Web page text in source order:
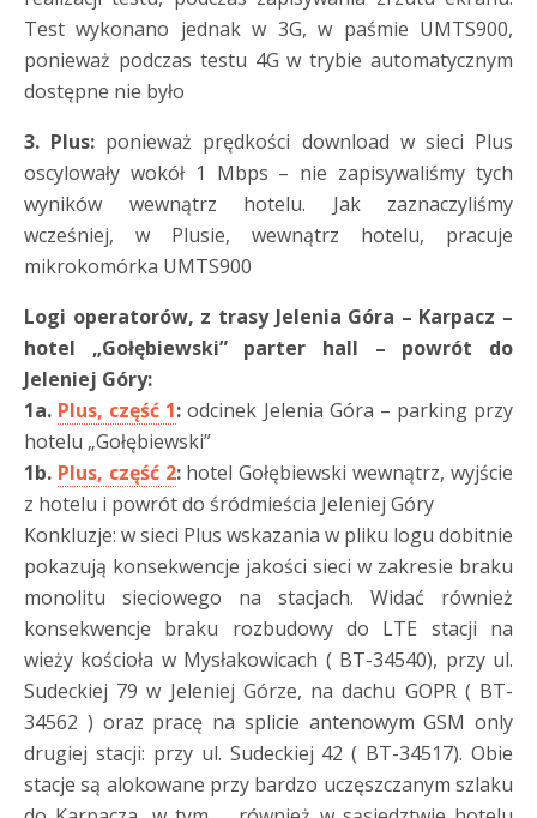
Test wykonano jednak w 3G, w paśmie UMTS900,
ponieważ podczas testu 4G w trybie automatycznym
dostępne nie było
3. Plus: ponieważ prędkości download w sieci Plus
oscylowały wokół 1 Mbps – nie zapisywaliśmy tych
wyników wewnątrz hotelu. Jak zaznaczyliśmy
wcześniej, w Plusie, wewnątrz hotelu, pracuje
mikrokomórka UMTS900
Logi operatorów, z trasy Jelenia Góra – Karpacz –
hotel „Gołębiewski” parter hall – powrót do
Jeleniej Góry:
1a. Plus, część 1: odcinek Jelenia Góra – parking przy
hotelu „Gołębiewski”
1b. Plus, część 2:hotel Gołębiewski wewnątrz, wyjście
z hotelu i powrót do śródmieścia Jeleniej Góry
Konkluzje: w sieci Plus wskazania w pliku logu dobitnie
pokazują konsekwencje jakości sieci w zakresie braku
monolitu sieciowego na stacjach. Widać również
konsekwencje braku rozbudowy do LTE stacji na
wieży kościoła w Mysłakowicach ( BT-34540), przy ul.
Sudeckiej 79 w Jeleniej Górze, na dachu GOPR ( BT-
34562 ) oraz pracę na splicie antenowym GSM only
drugiej stacji: przy ul. Sudeckiej 42 ( BT-34517). Obie
stacje są alokowane przy bardzo uczęszczanym szlaku